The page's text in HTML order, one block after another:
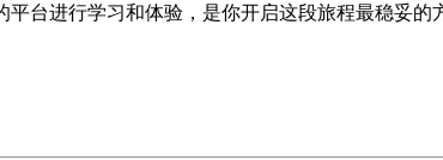
台进行学习和体验，是你开启这段旅程最稳妥的